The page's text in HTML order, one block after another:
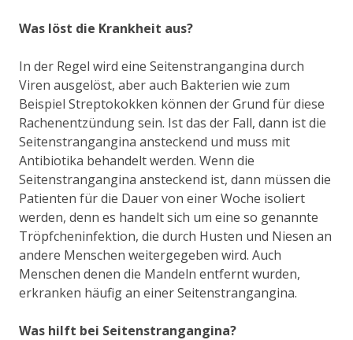
Was löst die Krankheit aus?
In der Regel wird eine Seitenstrangangina durch
Viren ausgelöst, aber auch Bakterien wie zum
Beispiel Streptokokken können der Grund für diese
Rachenentzündung sein. Ist das der Fall, dann ist die
Seitenstrangangina ansteckend und muss mit
Antibiotika behandelt werden. Wenn die
Seitenstrangangina ansteckend ist, dann müssen die
Patienten für die Dauer von einer Woche isoliert
werden, denn es handelt sich um eine so genannte
Tröpfcheninfektion, die durch Husten und Niesen an
andere Menschen weitergegeben wird. Auch
Menschen denen die Mandeln entfernt wurden,
erkranken häufig an einer Seitenstrangangina.
Was hilft bei Seitenstrangangina?